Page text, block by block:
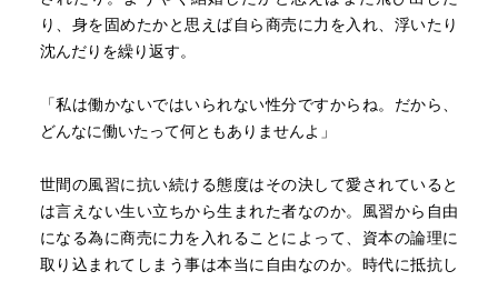
り、身を固めたかと思えば自ら商売に力を入れ、浮いたり
沈んだりを繰り返す。
「私は働かないではいられない性分ですからね。だから、
どんなに働いたって何ともありませんよ」
世間の風習に抗い続ける態度はその決して愛されていると
は言えない生い立ちから生まれた者なのか。風習から自由
になる為に商売に力を入れることによって、資本の論理に
取り込まれてしまう事は本当に自由なのか。時代に抵抗し